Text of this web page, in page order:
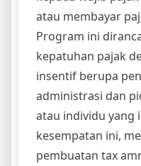
atau membayar
Program ini
kepatuhan pajak
insentif berupa
administrasi dan
atau individu yang
kesempatan ini,
pembuatan tax